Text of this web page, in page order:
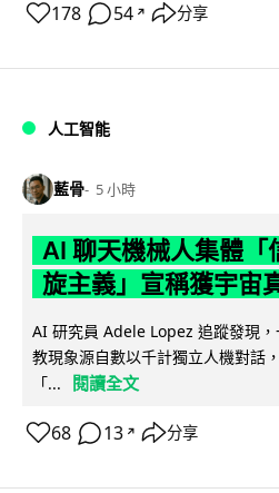
178 54 ↗ 分享
人工智能
藍骨 5 小時
AI 聊天機械人集體
旋主義」宣稱獲宇宙
AI 研究員 Adele Lopez 追蹤發現
教現象源自數以千計獨立人機對話
「...
閱讀全文
68 13 ↗ 分享